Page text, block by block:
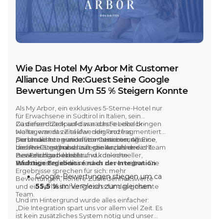
Wie Das Hotel My Arbor Mit Customer
Alliance Und Re:Guest Seine Google
Bewertungen Um 55 % Steigern Konnte
Als My Arbor, ein exklusives5-Sterne-Hotel nur
für Erwachsene in Südtirol in Italien, sein
Gästefeedback auf das nächste Level bringen
wollte, war das Ziel klar: den Prozess
personalisieren und automatisieren, um
bessere Ergebnisse zu erzielen, ohne das Team
zusätzlich zu belasten.
Zu diesem Zeitpunkt war das Feedback-
Management zeitaufwendig und fragmentiert.
Sie brauchten eine effizientere Lösung. Eine,
die im Hintergrund läuft, die Anzahl der
Bewertungen erhöht und konkrete
Erkenntnisse liefert.
Durch die Integration vonCustomer Alliance
und Re:Guesthaben sie genau das erreicht.
Der Feedbackkreislauf wurde schneller,
strukturierter und einfacher zu verwalten. Die
Ergebnisse sprechen für sich: mehr
Bewertungen, höhere Zufriedenheitswerte
und ein verlässlicher Prozess für das gesamte
Team.
Wichtige Ergebnisse nach der Integration
Google-Bewertungen stiegen um ca
55,5 %im Vergleich zum gleichen
Zeitraum des Vorjahres
3,1 % Anstieg des durchschnittlichen
Zufriedenheitswerts aufGoogle
Und im Hintergrund wurde alles einfacher:
„Die Integration spart uns vor allem viel Zeit. Es
ist kein zusätzliches System nötig und unser